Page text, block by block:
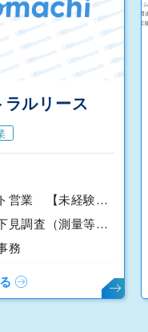
ルリース
ルート営業 【未経験ＯＫ！個人ノルマはありません！】
現場下見調査（測量等）・営業事務 【未経験ＯＫ！】
務